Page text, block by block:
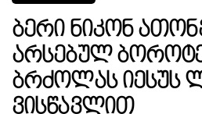
Ბერი Ნიკონ
Არსებულ
Ბრძოლას Იესუს
Ვისწავლით